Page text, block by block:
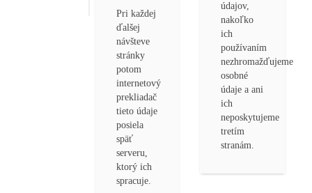
Pri každej
ďalšej
návšteve
stránky
potom
internetový
prekliadač
tieto údaje
posiela
späť
serveru,
ktorý ich
spracuje.
údajov,
nakoľko
ich
používaním
nezhromažďujeme
osobné
údaje a ani
ich
neposkytujeme
tretím
stranám.